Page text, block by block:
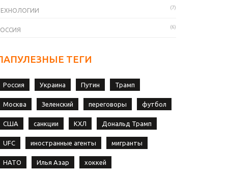
(7)
(6)
ТЕГИ
Россия Украина Путин Трамп
Москва Зеленский переговоры футбол
США санкции КХЛ Дональд Трамп
UFC иностранные агенты мигранты
НАТО Илья Азар хоккей